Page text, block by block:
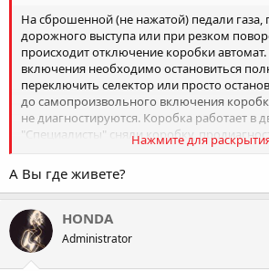
На сброшенной (не нажатой) педали газа,
дорожного выступа или при резком
происходит отключение коробки
включения необходимо остановиться
переключить селектор или просто
до самопроизвольного включения
не диагностируются. Коробка работает в
"Специалисты" сняли коробку,
и собрали, но никаких нарушений или
Установили её вновь, однако проблема
все подушки двигателя и коробки,
Может быть кто сталкивался с такой
может состоять? Помогите советом.
Нажмите для
А Вы где живете?
HONDA
Administrator